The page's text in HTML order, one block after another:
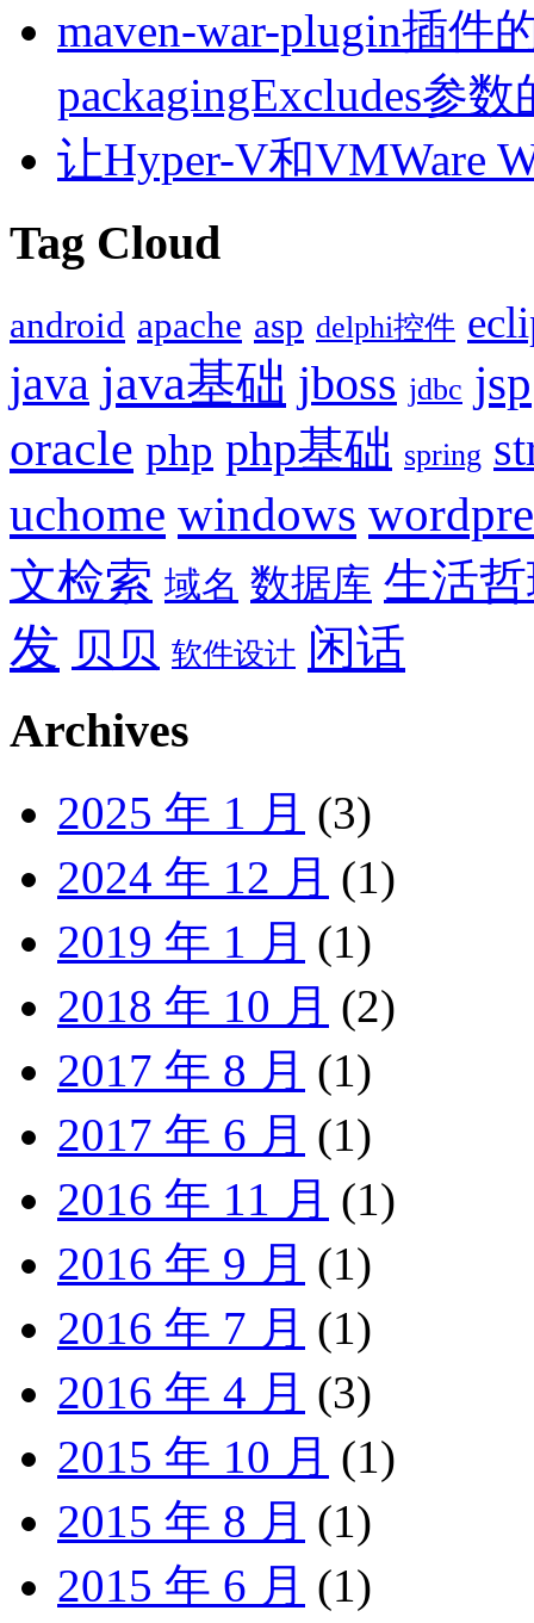
maven-war-plugin插件
packagingExcludes参
让Hyper-V和VMWare
Tag Cloud
android apache asp delphi控件
java java基础 jboss jdbc jsp
oracle php php基础 spring
uchome windows
文检索 域名 数据库 生活
发 贝贝 软件设计 闲话
Archives
2025 年 1 月 (3)
2024 年 12 月 (1)
2019 年 1 月 (1)
2018 年 10 月 (2)
2017 年 8 月 (1)
2017 年 6 月 (1)
2016 年 11 月 (1)
2016 年 9 月 (1)
2016 年 7 月 (1)
2016 年 4 月 (3)
2015 年 10 月 (1)
2015 年 8 月 (1)
2015 年 6 月 (1)